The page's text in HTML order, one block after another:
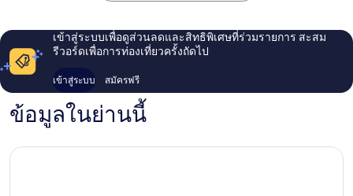
เข้าสู่ระบบเพื่อดูส่วนลดและสิทธิพิเศษที่ร่วมรายการ สะสม
รีวอร์ดเพื่อการท่องเที่ยวครั้งถัดไป
เข้าสู่ระบบ สมัครฟรี
ข้อมูลในย่านนี้